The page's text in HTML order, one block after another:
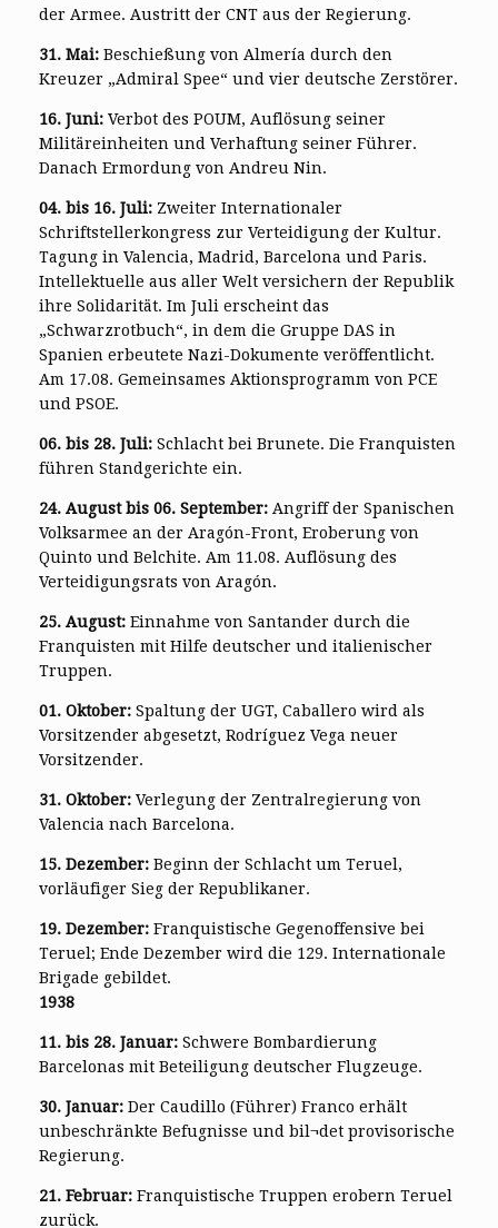
der Armee. Austritt der CNT aus der Regierung.
31. Mai: Beschießung von Almería durch den
Kreuzer „Admiral Spee“ und vier deutsche Zerstörer.
16. Juni: Verbot des POUM, Auflösung seiner
Militäreinheiten und Verhaftung seiner Führer.
Danach Ermordung von Andreu Nin.
04. bis 16. Juli: Zweiter Internationaler
Schriftstellerkongress zur Verteidigung der Kultur.
Tagung in Valencia, Madrid, Barcelona und Paris.
Intellektuelle aus aller Welt versichern der Republik
ihre Solidarität. Im Juli erscheint das
„Schwarzrotbuch“, in dem die Gruppe DAS in
Spanien erbeutete Nazi-Dokumente veröffentlicht.
Am 17.08. Gemeinsames Aktionsprogramm von PCE
und PSOE.
06. bis 28. Juli: Schlacht bei Brunete. Die Franquisten
führen Standgerichte ein.
24. August bis 06. September: Angriff der Spanischen
Volksarmee an der Aragón-Front, Eroberung von
Quinto und Belchite. Am 11.08. Auflösung des
Verteidigungsrats von Aragón.
25. August: Einnahme von Santander durch die
Franquisten mit Hilfe deutscher und italienischer
Truppen.
01. Oktober: Spaltung der UGT, Caballero wird als
Vorsitzender abgesetzt, Rodríguez Vega neuer
Vorsitzender.
31. Oktober: Verlegung der Zentralregierung von
Valencia nach Barcelona.
15. Dezember: Beginn der Schlacht um Teruel,
vorläufiger Sieg der Republikaner.
19. Dezember: Franquistische Gegenoffensive bei
Teruel; Ende Dezember wird die 129. Internationale
Brigade gebildet.
1938
11. bis 28. Januar: Schwere Bombardierung
Barcelonas mit Beteiligung deutscher Flugzeuge.
30. Januar: Der Caudillo (Führer) Franco erhält
unbeschränkte Befugnisse und bil¬det provisorische
Regierung.
21. Februar: Franquistische Truppen erobern Teruel
zurück.